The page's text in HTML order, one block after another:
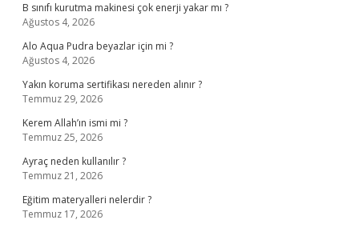
B sınıfı kurutma makinesi çok enerji yakar mı ?
Ağustos 4, 2026
Alo Aqua Pudra beyazlar için mi ?
Ağustos 4, 2026
Yakın koruma sertifikası nereden alınır ?
Temmuz 29, 2026
Kerem Allah’ın ismi mi ?
Temmuz 25, 2026
Ayraç neden kullanılır ?
Temmuz 21, 2026
Eğitim materyalleri nelerdir ?
Temmuz 17, 2026